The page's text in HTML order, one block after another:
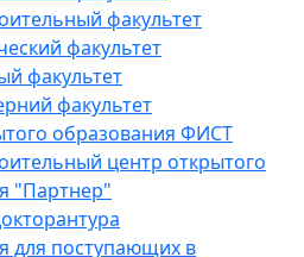
факультет
факультет
факультет
факультет
образования ФИСТ
центр открытого
"Партнер"
для поступающих в